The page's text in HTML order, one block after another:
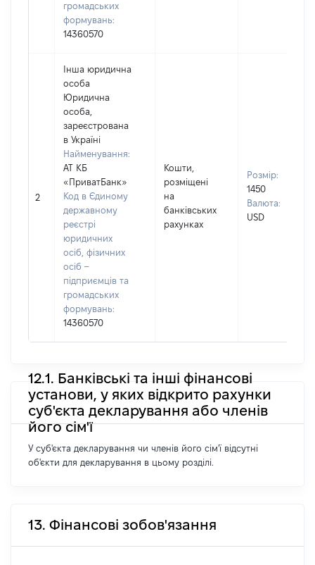
громадських
формувань:
14360570
2
Інша юридична
особа
Юридична
особа,
зареєстрована
в Україні
Найменування:
АТ КБ
«ПриватБанк»
Код в Єдиному
державному
реєстрі
юридичних
осіб, фізичних
осіб –
підприємців та
громадських
формувань:
14360570
Кошти,
розміщені
на
банківських
рахунках
Розмір:
1450
Валюта:
USD
12.1. Банківські та інші фінансові
установи, у яких відкрито рахунки
суб'єкта декларування або членів
його сім'ї
У суб'єкта декларування чи членів його сім'ї відсутні
об'єкти для декларування в цьому розділі.
13. Фінансові зобов'язання